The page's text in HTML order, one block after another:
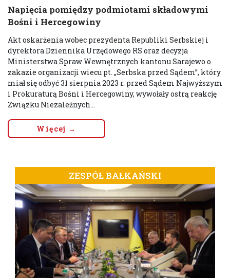
Napięcia pomiędzy podmiotami składowymi
Bośni i Hercegowiny
Akt oskarżenia wobec prezydenta Republiki Serbskiej i
dyrektora Dziennika Urzędowego RS oraz decyzja
Ministerstwa Spraw Wewnętrznych kantonu Sarajewo o
zakazie organizacji wiecu pt. „Serbska przed Sądem”, który
miał się odbyć 31 sierpnia 2023 r. przed Sądem Najwyższym
i Prokuraturą Bośni i Hercegowiny, wywołały ostrą reakcję
Związku Niezależnych...
Więcej →
ZESPÓŁ BAŁKAŃSKI